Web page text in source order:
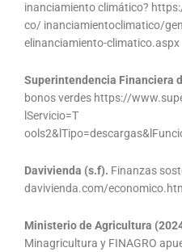
inanciamiento climático?
co/ inanciamientoclimatico/
elinanciamiento-climatico.aspx
Superintendencia Financiera
bonos verdes https://
lServicio=T
Davivienda (s.f). Finanzas
davivienda.com/
Ministerio de Agricultura
Minagricultura y FINAGRO